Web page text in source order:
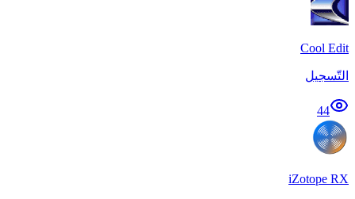
Cool Edit
التّسجيل
44
iZotope RX